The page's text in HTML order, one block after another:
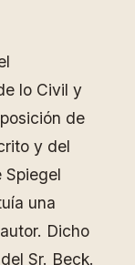
lo Civil y
de
y del
Spiegel
una
Dicho
Sr. Beck.